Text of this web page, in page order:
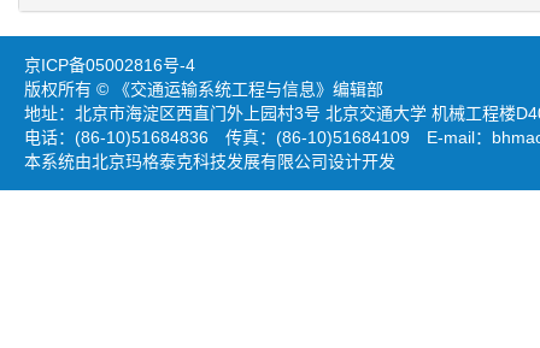
京ICP备05002816号-4
版权所有 © 《交通运输系统工程与信息》编辑部
地址：北京市海淀区西直门外上园村3号 北京交通大学 机械工程楼
电话：(86-10)51684836 传真：(86-10)51684109 E-mail：
本系统由北京玛格泰克科技发展有限公司设计开发